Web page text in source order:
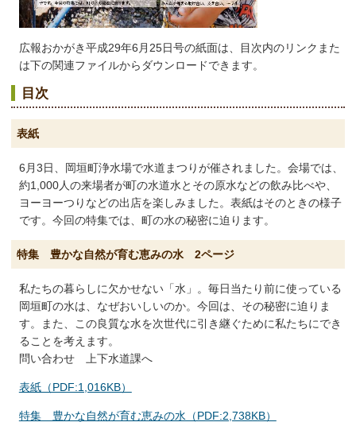
広報おかがき平成29年6月25日号の紙面は、目次内のリンクまた
は下の関連ファイルからダウンロードできます。
目次
表紙
6月3日、岡垣町浄水場で水道まつりが催されました。会場では、
約1,000人の来場者が町の水道水とその原水などの飲み比べや、
ヨーヨーつりなどの出店を楽しみました。表紙はそのときの様子
です。今回の特集では、町の水の秘密に迫ります。
特集 豊かな自然が育む恵みの水 2ページ
私たちの暮らしに欠かせない「水」。毎日当たり前に使っている
岡垣町の水は、なぜおいしいのか。今回は、その秘密に迫りま
す。また、この良質な水を次世代に引き継ぐために私たちにでき
ることを考えます。
問い合わせ 上下水道課へ
表紙（PDF:1,016KB）
特集 豊かな自然が育む恵みの水（PDF:2,738KB）